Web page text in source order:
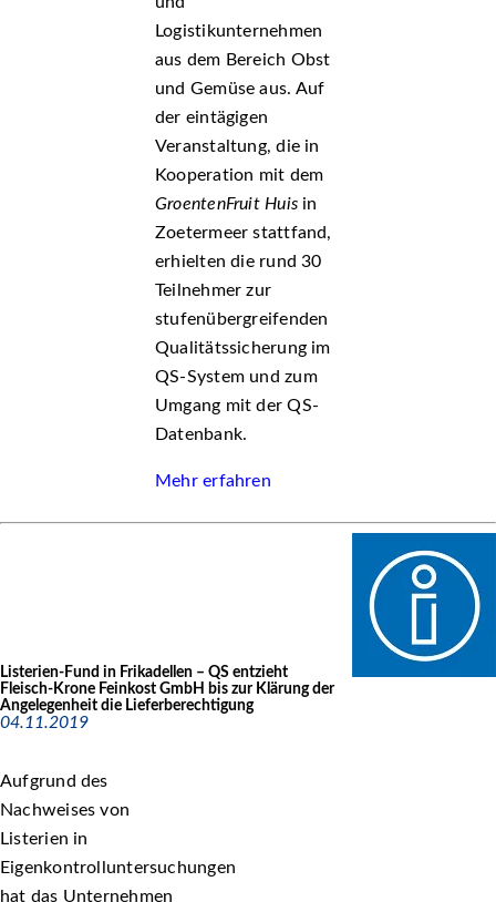
Logistikunternehmen
aus dem Bereich Obst
und Gemüse aus. Auf
der eintägigen
Veranstaltung, die in
Kooperation mit dem
GroentenFruit Huisin
Zoetermeer stattfand,
erhielten die rund 30
Teilnehmer zur
stufenübergreifenden
Qualitätssicherung im
QS-System und zum
Umgang mit der QS-
Datenbank.
Mehr erfahren
Listerien-Fund in Frikadellen – QS entzieht
Fleisch-Krone Feinkost GmbH bis zur Klärung der
Angelegenheit die Lieferberechtigung
04.11.2019
Aufgrund des
Nachweises von
Listerien in
Eigenkontrolluntersuchungen
hat das Unternehmen